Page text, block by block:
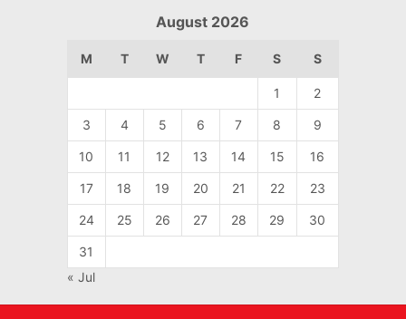
August 2026
M T W T F S S
1 2
3 4 5 6 7 8 9
10 11 12 13 14 15 16
17 18 19 20 21 22 23
24 25 26 27 28 29 30
31
« Jul